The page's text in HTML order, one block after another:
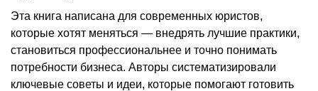
Эта книга написана для современных юристов,
которые хотят меняться — внедрять лучшие практики,
становиться профессиональнее и точно понимать
потребности бизнеса. Авторы систематизировали
ключевые советы и идеи, которые помогают готовить